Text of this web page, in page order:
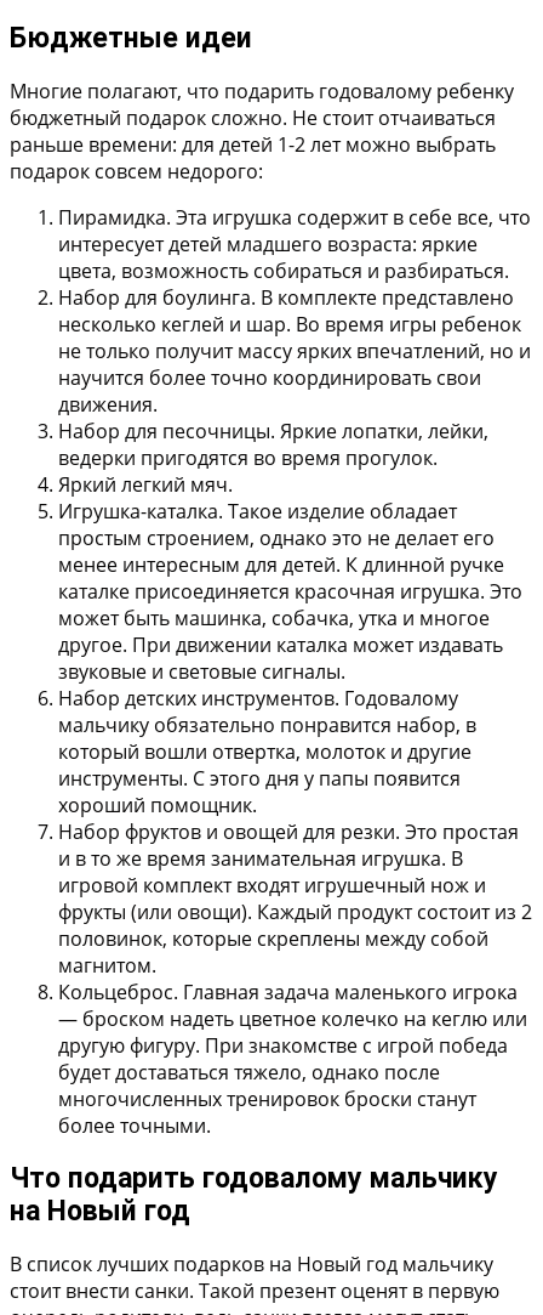
Бюджетные идеи
Многие полагают, что подарить годовалому ребенку
бюджетный подарок сложно. Не стоит отчаиваться
раньше времени: для детей 1-2 лет можно выбрать
подарок совсем недорого:
Пирамидка. Эта игрушка содержит в себе все, что
интересует детей младшего возраста: яркие
цвета, возможность собираться и разбираться.
Набор для боулинга. В комплекте представлено
несколько кеглей и шар. Во время игры ребенок
не только получит массу ярких впечатлений, но и
научится более точно координировать свои
движения.
Набор для песочницы. Яркие лопатки, лейки,
ведерки пригодятся во время прогулок.
Яркий легкий мяч.
Игрушка-каталка. Такое изделие обладает
простым строением, однако это не делает его
менее интересным для детей. К длинной ручке
каталке присоединяется красочная игрушка. Это
может быть машинка, собачка, утка и многое
другое. При движении каталка может издавать
звуковые и световые сигналы.
Набор детских инструментов. Годовалому
мальчику обязательно понравится набор, в
который вошли отвертка, молоток и другие
инструменты. С этого дня у папы появится
хороший помощник.
Набор фруктов и овощей для резки. Это простая
и в то же время занимательная игрушка. В
игровой комплект входят игрушечный нож и
фрукты (или овощи). Каждый продукт состоит из 2
половинок, которые скреплены между собой
магнитом.
Кольцеброс. Главная задача маленького игрока
— броском надеть цветное колечко на кеглю или
другую фигуру. При знакомстве с игрой победа
будет доставаться тяжело, однако после
многочисленных тренировок броски станут
более точными.
Что подарить годовалому мальчику
на Новый год
В список лучших подарков на Новый год мальчику
стоит внести санки. Такой презент оценят в первую